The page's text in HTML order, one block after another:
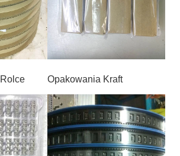
Opakowania Kraft